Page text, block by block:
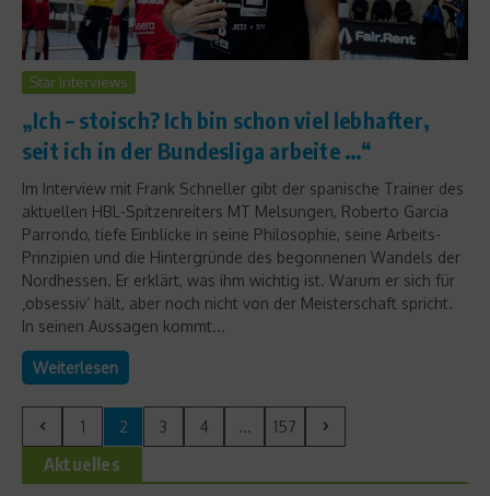
Star Interviews
„Ich – stoisch? Ich bin schon viel lebhafter,
seit ich in der Bundesliga arbeite …“
Im Interview mit Frank Schneller gibt der spanische Trainer des
aktuellen HBL-Spitzenreiters MT Melsungen, Roberto Garcia
Parrondo, tiefe Einblicke in seine Philosophie, seine Arbeits-
Prinzipien und die Hintergründe des begonnenen Wandels der
Nordhessen. Er erklärt, was ihm wichtig ist. Warum er sich für
‚obsessiv‘ hält, aber noch nicht von der Meisterschaft spricht.
In seinen Aussagen kommt...
Weiterlesen
1 2 3 4 ... 157
Aktuelles